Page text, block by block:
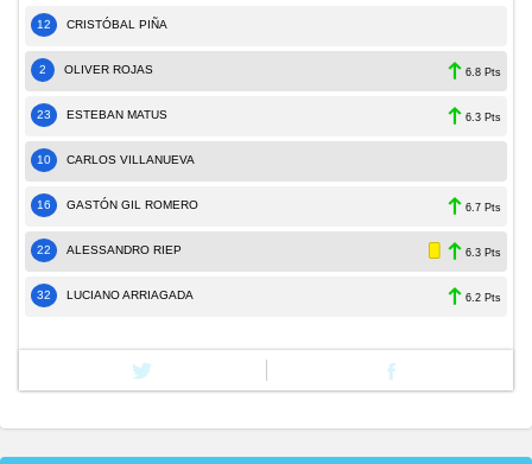
12 CRISTÓBAL PIÑA
2 OLIVER ROJAS 6.8 Pts
23 ESTEBAN MATUS 6.3 Pts
10 CARLOS VILLANUEVA
16 GASTÓN GIL ROMERO 6.7 Pts
22 ALESSANDRO RIEP 6.3 Pts
32 LUCIANO ARRIAGADA 6.2 Pts